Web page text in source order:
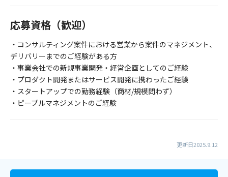
応募資格（歓迎）
・コンサルティング案件における営業から案件のマネジメント、
デリバリーまでのご経験がある方
・事業会社での新規事業開発・経営企画としてのご経験
・プロダクト開発またはサービス開発に携わったご経験
・スタートアップでの勤務経験（商材/規模問わず）
・ピープルマネジメントのご経験
更新日2025.9.12